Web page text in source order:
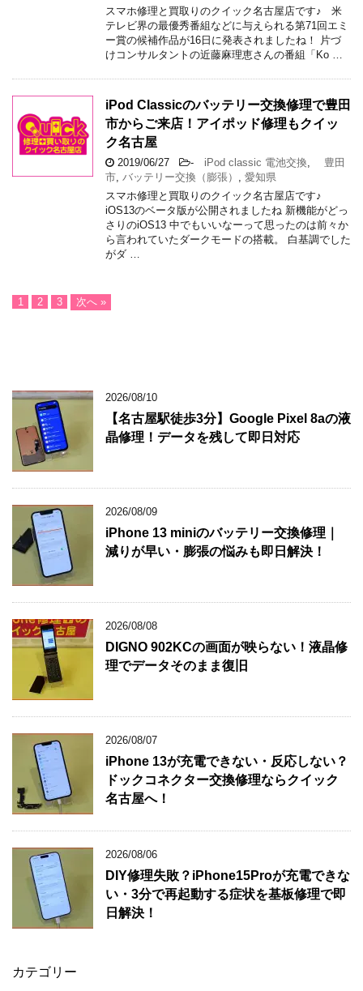
スマホ修理と買取りのクイック名古屋店です♪ 米
テレビ界の最優秀番組などに与えられる第71回エミ
ー賞の候補作品が16日に発表されましたね！ 片づ
けコンサルタントの近藤麻理恵さんの番組「Ko …
iPod Classicのバッテリー交換修理で豊田
市からご来店！アイポッド修理もクイッ
ク名古屋
2019/06/27 - iPod classic 電池交換
豊田
市 バッテリー交換（膨張）
愛知県
スマホ修理と買取りのクイック名古屋店です♪
iOS13のベータ版が公開されましたね 新機能がどっ
さりのiOS13 中でもいいなーって思ったのは前々か
ら言われていたダークモードの搭載。 白基調でした
がダ …
1 2 3 次へ »
2026/08/10
【名古屋駅徒歩3分】Google Pixel 8aの液
晶修理！データを残して即日対応
2026/08/09
iPhone 13 miniのバッテリー交換修理｜
減りが早い・膨張の悩みも即日解決！
2026/08/08
DIGNO 902KCの画面が映らない！液晶修
理でデータそのまま復旧
2026/08/07
iPhone 13が充電できない・反応しない？
ドックコネクター交換修理ならクイック
名古屋へ！
2026/08/06
DIY修理失敗？iPhone15Proが充電できな
い・3分で再起動する症状を基板修理で即
日解決！
カテゴリー